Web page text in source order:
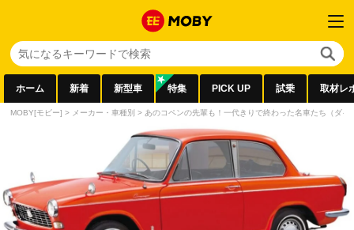
ホーム 新着 新型車 特集 PICK UP 試乗 取材レ
MOBY[モビー] > メーカー・車種別 > あのコペンの先輩も！一代きりで終わった名車たち（ダイ